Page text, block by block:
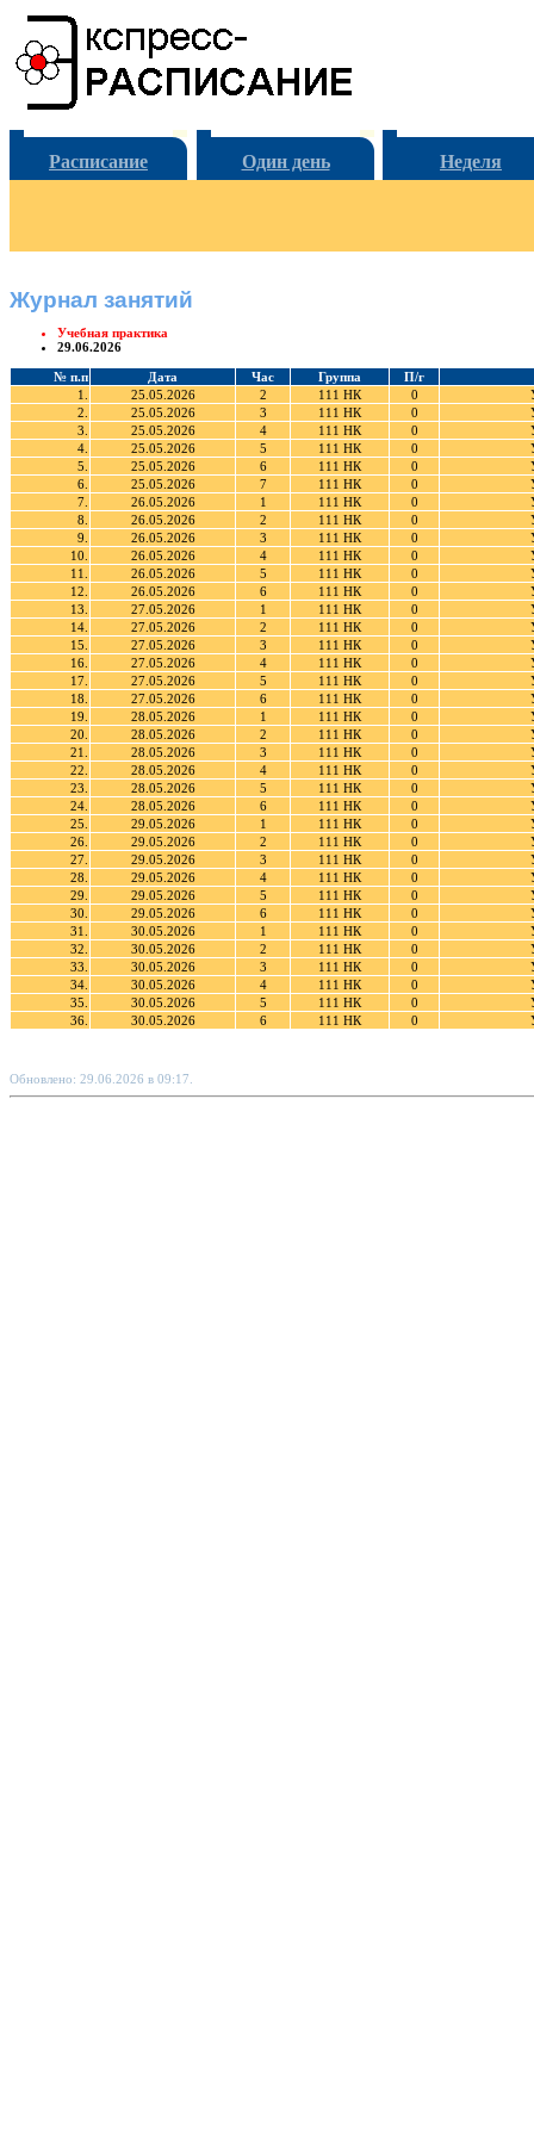
Расписание Один день Неделя
Журнал занятий
Учебная практика
29.06.2026
№ п.п Дата Час Группа
П/г
1.
25.05.2026 2 111 НК 0
2.
25.05.2026 3 111 НК 0
3.
25.05.2026 4 111 НК 0
4.
25.05.2026 5 111 НК 0
5.
25.05.2026 6 111 НК 0
6.
25.05.2026 7 111 НК 0
7.
26.05.2026 1 111 НК 0
8.
26.05.2026 2 111 НК 0
9.
26.05.2026 3 111 НК 0
10.
26.05.2026 4 111 НК 0
11.
26.05.2026 5 111 НК 0
12.
26.05.2026 6 111 НК 0
13.
27.05.2026 1 111 НК 0
14.
27.05.2026 2 111 НК 0
15.
27.05.2026 3 111 НК 0
16.
27.05.2026 4 111 НК 0
17.
27.05.2026 5 111 НК 0
18.
27.05.2026 6 111 НК 0
19.
28.05.2026 1 111 НК 0
20.
28.05.2026 2 111 НК 0
21.
28.05.2026 3 111 НК 0
22.
28.05.2026 4 111 НК 0
23.
28.05.2026 5 111 НК 0
24.
28.05.2026 6 111 НК 0
25.
29.05.2026 1 111 НК 0
26.
29.05.2026 2 111 НК 0
27.
29.05.2026 3 111 НК 0
28.
29.05.2026 4 111 НК 0
29.
29.05.2026 5 111 НК 0
30.
29.05.2026 6 111 НК 0
31.
30.05.2026 1 111 НК 0
32.
30.05.2026 2 111 НК 0
33.
30.05.2026 3 111 НК 0
34.
30.05.2026 4 111 НК 0
35.
30.05.2026 5 111 НК 0
36.
30.05.2026 6 111 НК 0
Обновлено: 29.06.2026 в 09:17.